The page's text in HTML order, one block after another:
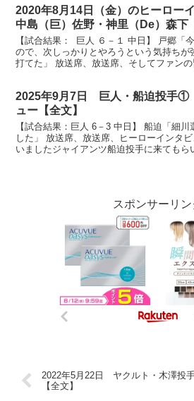
2020年8月14日（金）のヒーロー
中島（巨）佐野・神里（De）森下
【試合結果： 巨人 ６－１ 中日】 戸郷「
ので、次しっかりとやろうという気持ちが
打てた」 放送席、放送席、そしてファン
2025年9月7日 巨人・船迫投手①
ュー【全文】
【試合結果：巨人 6－3 中日】 船迫「細
した」 放送席、放送席、ヒーローインタ
いましたジャイアンツ船迫投手に来てもら
スポンサーリン
2022年5月22日 ヤクルト・木澤投
【全文】